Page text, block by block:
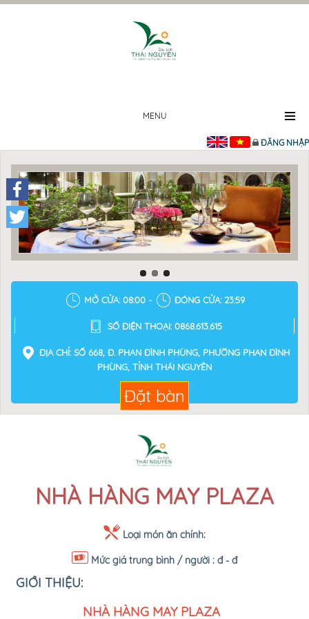
MENU
ĐĂNG NHẬP
MỞ CỬA: 08:00 - ĐÓNG CỬA: 23:59
SỐ ĐIỆN THOẠI: 0868.613.615
ĐỊA CHỈ: SỐ 668, Đ. PHAN ĐÌNH PHÙNG, PHƯỜNG PHAN ĐÌNH
PHÙNG, TỈNH THÁI NGUYÊN
Đặt bàn
NHÀ HÀNG MAY PLAZA
Loại món ăn chính:
Mức giá trung bình / người : đ - đ
GIỚI THIỆU:
NHÀ HÀNG MAY PLAZA
Facebook
Twitter